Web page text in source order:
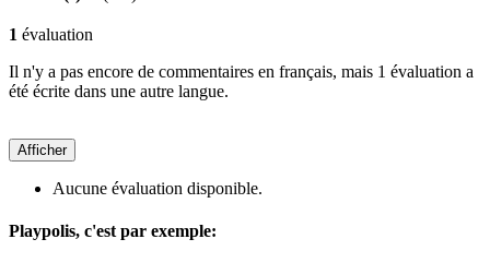
1 évaluation
Il n'y a pas encore de commentaires en français, mais 1 évaluation a
été écrite dans une autre langue.
Afficher
Aucune évaluation disponible.
Playpolis, c'est par exemple: